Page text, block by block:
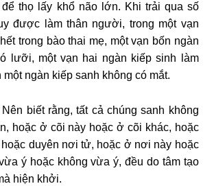
thọ lấy khổ não lớn. Khi trải qua số
được làm thân người, trong một vạn
trong bào thai mẹ, một vạn bốn ngàn
lưỡi, một vạn hai ngàn kiếp sinh làm
một ngàn kiếp sanh không có mắt.
biết rằng, tất cả chúng sanh không
hoặc ở cõi này hoặc ở cõi khác, hoặc
duyên nơi tử, hoặc ở nơi này hoặc
ý hoặc không vừa ý, đều do tâm tạo
hiện khởi.